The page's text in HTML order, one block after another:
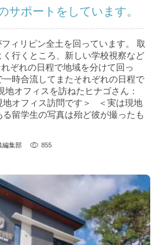
サポートをしています。
ィリピン全土を回っています。 取
行くところ、新しい学校視察など
ぞれの日程で地域を分けて回っ
時合流してまたそれぞれの日程で
オフィスを訪ねたヒナゴさん：
地オフィス訪問です＞ ＜実は現地
留学生の写真は殆ど彼が撮ったも
編集部 855